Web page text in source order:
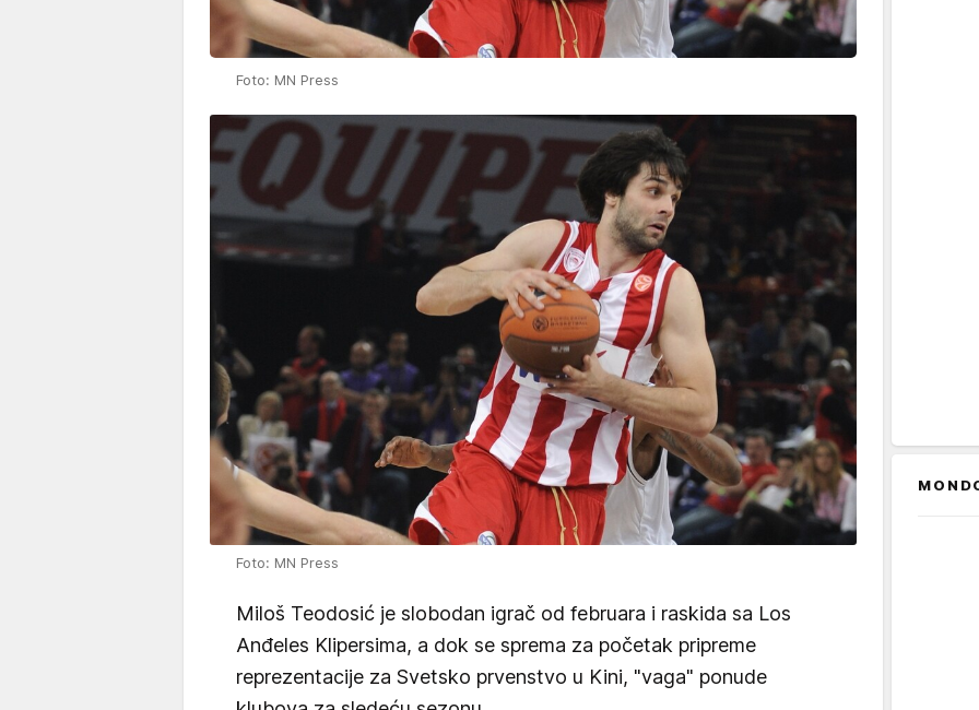
Foto: MN Press
Foto: MN Press
Miloš Teodosić je slobodan igrač od februara i raskida sa Los
Anđeles Klipersima, a dok se sprema za početak pripreme
reprezentacije za Svetsko prvenstvo u Kini, "vaga" ponude